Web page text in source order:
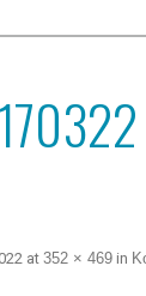
at 352 × 469 in